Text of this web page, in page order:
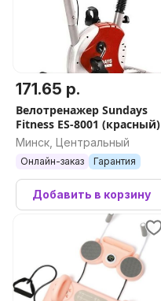
171.65 р.
Велотренажер Sundays
Fitness ES-8001 (красный)
Минск, Центральный
Онлайн-заказ Гарантия
Добавить в корзину